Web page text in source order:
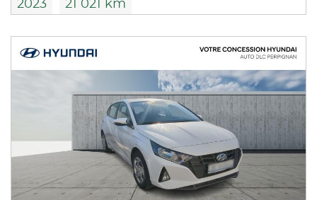
2023 21 021 km